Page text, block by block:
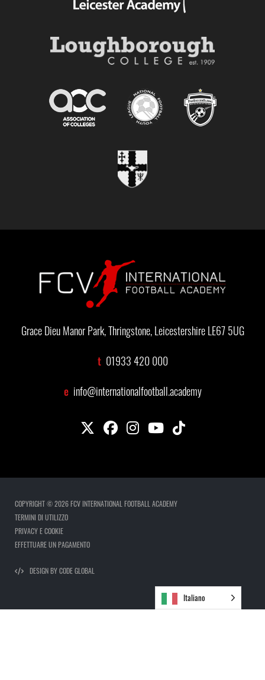
Grace Dieu Manor Park, Thringstone, Leicestershire LE67 5UG
t 01933 420 000
e info@internationalfootball.academy
COPYRIGHT © 2026 FCV INTERNATIONAL FOOTBALL ACADEMY
TERMINI DI UTILIZZO
PRIVACY E COOKIE
EFFETTUARE UN PAGAMENTO
DESIGN BY CODE GLOBAL
Italiano